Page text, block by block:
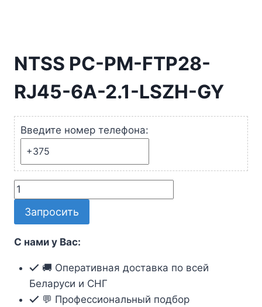
NTSS PC-PM-FTP28-
RJ45-6A-2.1-LSZH-GY
Введите номер телефона:
Количество
товара
NTSS
FTP28-
RJ45-
6A-
Запросить
С нами у Вас:
🚚 Оперативная доставка по всей
Беларуси и СНГ
💬 Профессиональный подбор